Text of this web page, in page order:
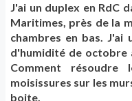
J'ai un duplex en RdC
Maritimes, près de la
chambres en bas. J'ai
d'humidité de octobre
Comment
moisissures sur les
boite.